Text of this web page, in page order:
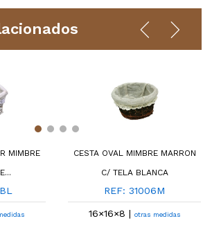
MIMBRE
CESTA OVAL MIMBRE MARRON
C/ TELA BLANCA
REF: 31006M
16×16×8 | otras medidas